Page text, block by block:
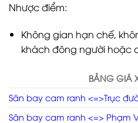
Nhược điểm:
Không gian hạn chế,
khách đông người hoặc
BẢNG GIÁ
Sân bay cam ranh <=>Trục
Sân bay cam ranh <=> Phạm